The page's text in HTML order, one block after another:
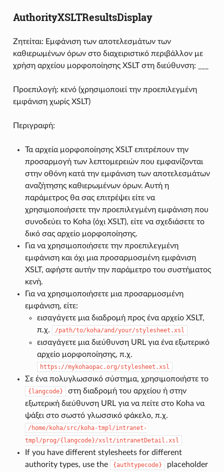
AuthorityXSLTResultsDisplay
Ζητείται: Εμφάνιση των αποτελεσμάτων των
καθιερωμένων όρων στο διαχειριστικό περιβάλλον με
χρήση αρχείου μορφοποίησης XSLT στη διεύθυνση: ___
Προεπιλογή: κενό (χρησιμοποιεί την προεπιλεγμένη
εμφάνιση χωρίς XSLT)
Περιγραφή:
Τα αρχεία μορφοποίησης XSLT επιτρέπουν την
προσαρμογή των λεπτομερειών που εμφανίζονται
στην οθόνη κατά την εμφάνιση των αποτελεσμάτων
αναζήτησης καθιερωμένων όρων. Αυτή η
παράμετρος θα σας επιτρέψει είτε να
χρησιμοποιήσετε την προεπιλεγμένη εμφάνιση που
συνοδεύει το Koha (όχι XSLT), είτε να σχεδιάσετε το
δικό σας αρχείο μορφοποίησης.
Για να χρησιμοποιήσετε την προεπιλεγμένη
εμφάνιση και όχι μια προσαρμοσμένη εμφάνιση
XSLT, αφήστε αυτήν την παράμετρο του συστήματος
κενή.
Για να χρησιμοποιήσετε μια προσαρμοσμένη
εμφάνιση, είτε:
εισαγάγετε μια διαδρομή προς ένα αρχείο XSLT,
π.χ.
/path/to/koha/and/your/stylesheet.xsl
εισαγάγετε μια διεύθυνση URL για ένα εξωτερικό
αρχείο μορφοποίησης, π.χ.
https://mykohaopac.org/stylesheet.xsl
Σε ένα πολυγλωσσικό σύστημα, χρησιμοποιήστε το
{langcode}
στη διαδρομή του αρχείου ή στην
εξωτερική διεύθυνση URL για να πείτε στο Koha να
ψάξει στο σωστό γλωσσικό φάκελο, π.χ.
/home/koha/src/koha-tmpl/intranet-
tmpl/prog/{langcode}/xslt/intranetDetail.xsl
If you have different stylesheets for different
authority types, use the
{authtypecode}
placeholder